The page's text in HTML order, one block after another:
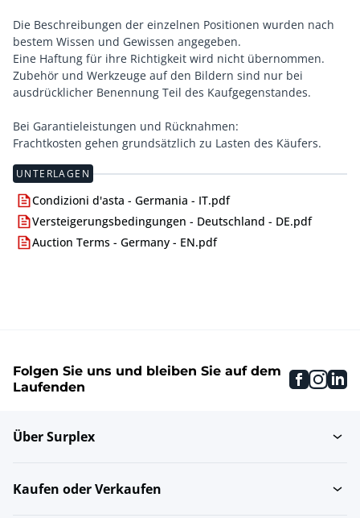
Die Beschreibungen der einzelnen Positionen wurden nach
bestem Wissen und Gewissen angegeben.
Eine Haftung für ihre Richtigkeit wird nicht übernommen.
Zubehör und Werkzeuge auf den Bildern sind nur bei
ausdrücklicher Benennung Teil des Kaufgegenstandes.
Bei Garantieleistungen und Rücknahmen:
Frachtkosten gehen grundsätzlich zu Lasten des Käufers.
UNTERLAGEN
Condizioni d'asta - Germania - IT.pdf
Versteigerungsbedingungen - Deutschland - DE.pdf
Auction Terms - Germany - EN.pdf
Folgen Sie uns und bleiben Sie auf dem
Laufenden
Über Surplex
Kaufen oder Verkaufen